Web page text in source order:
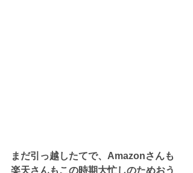
まだ引っ越したてで、Amazonさんも
楽天さんもこの時期大忙しのためおう